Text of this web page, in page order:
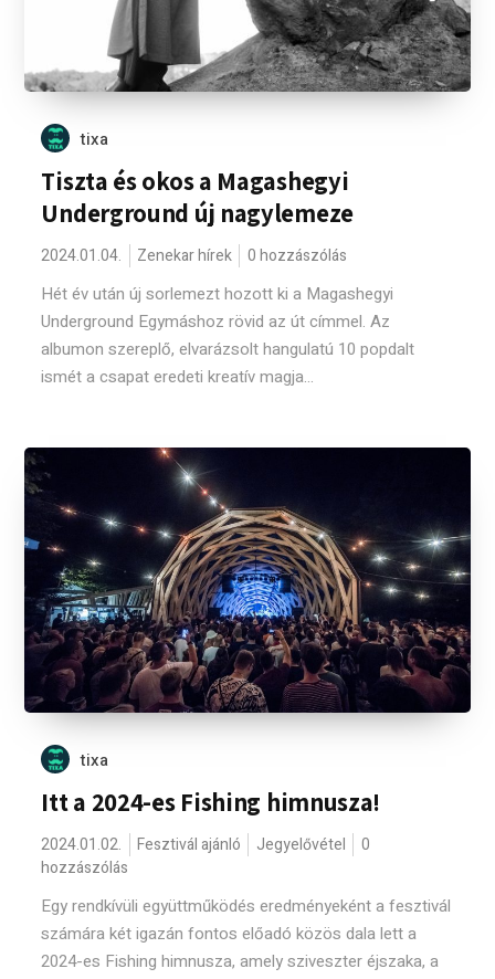
tixa
Tiszta és okos a Magashegyi
Underground új nagylemeze
2024.01.04. Zenekar hírek 0 hozzászólás
Hét év után új sorlemezt hozott ki a Magashegyi
Underground Egymáshoz rövid az út címmel. Az
albumon szereplő, elvarázsolt hangulatú 10 popdalt
ismét a csapat eredeti kreatív magja...
tixa
Itt a 2024-es Fishing himnusza!
2024.01.02. Fesztivál ajánló Jegyelővétel
0
hozzászólás
Egy rendkívüli együttműködés eredményeként a fesztivál
számára két igazán fontos előadó közös dala lett a
2024-es Fishing himnusza, amely sziveszter éjszaka, a